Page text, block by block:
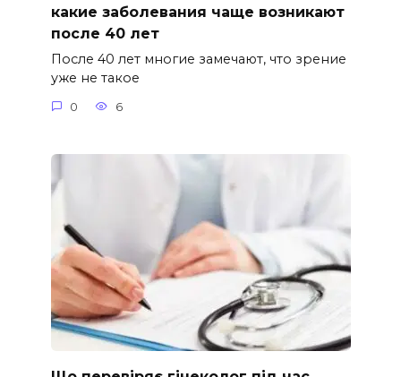
какие заболевания чаще возникают
после 40 лет
После 40 лет многие замечают, что зрение
уже не такое
0 6